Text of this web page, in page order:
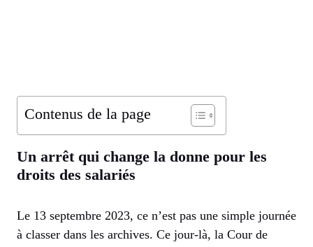
Contenus de la page
Un arrêt qui change la donne pour les
droits des salariés
Le 13 septembre 2023, ce n’est pas une simple journée
à classer dans les archives. Ce jour-là, la Cour de